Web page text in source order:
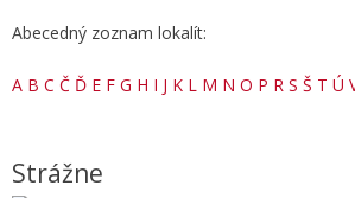
Abecedný zoznam lokalít:
A B C Č Ď E F G H I J K L M N O P R S Š T Ú
Strážne